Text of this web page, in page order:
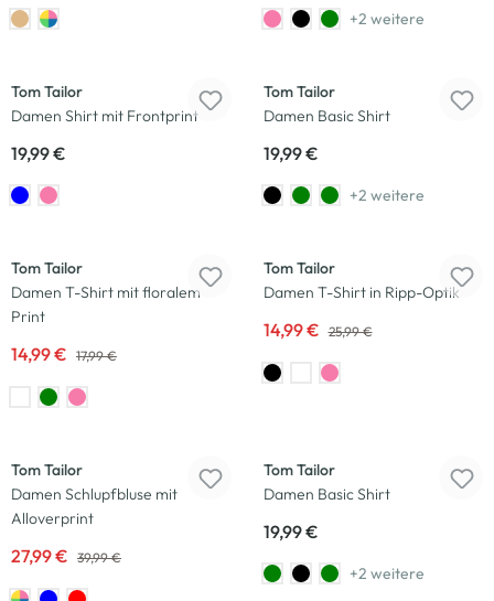
+2 weitere
Tom Tailor
Damen Shirt mit Frontprint
19,99 €
Tom Tailor
Damen Basic Shirt
19,99 €
+2 weitere
Tom Tailor
Damen T-Shirt mit floralem
Print
14,99 € 17,99 €
Tom Tailor
Damen T-Shirt in Ripp-Optik
14,99 € 25,99 €
Tom Tailor
Damen Schlupfbluse mit
Alloverprint
27,99 € 39,99 €
Tom Tailor
Damen Basic Shirt
19,99 €
+2 weitere